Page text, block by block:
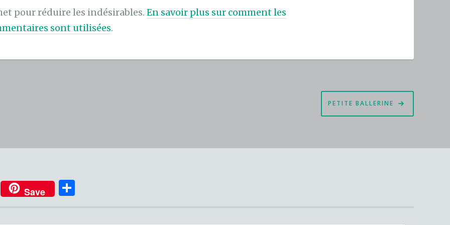
pour réduire les indésirables. En savoir plus sur comment les
sont utilisées.
PETITE BALLERINE
Save
ta